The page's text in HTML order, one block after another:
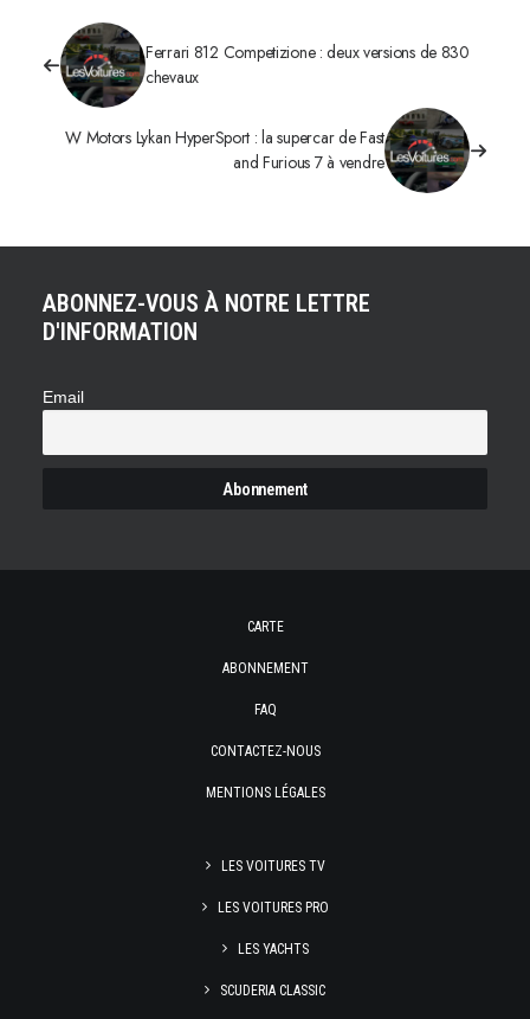
Ferrari 812 Competizione : deux versions de 830
chevaux
W Motors Lykan HyperSport : la supercar de Fast
and Furious 7 à vendre
ABONNEZ-VOUS À NOTRE LETTRE
D'INFORMATION
Email
CARTE
ABONNEMENT
FAQ
CONTACTEZ-NOUS
MENTIONS LÉGALES
LES VOITURES TV
LES VOITURES PRO
LES YACHTS
SCUDERIA CLASSIC